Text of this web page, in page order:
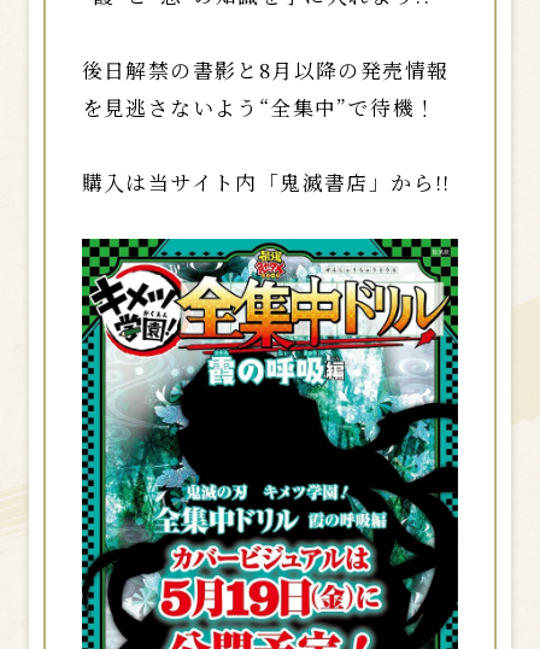
後日解禁の書影と8月以降の発売情報
を見逃さないよう“全集中”で待機！
購入は当サイト内「鬼滅書店」から!!